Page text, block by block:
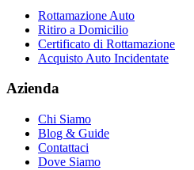
Rottamazione Auto
Ritiro a Domicilio
Certificato di Rottamazione
Acquisto Auto Incidentate
Azienda
Chi Siamo
Blog & Guide
Contattaci
Dove Siamo